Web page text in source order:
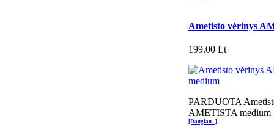
Ametisto vėrinys
199.00 Lt
PARDUOTA
AMETISTA medium
[Daugiau...]